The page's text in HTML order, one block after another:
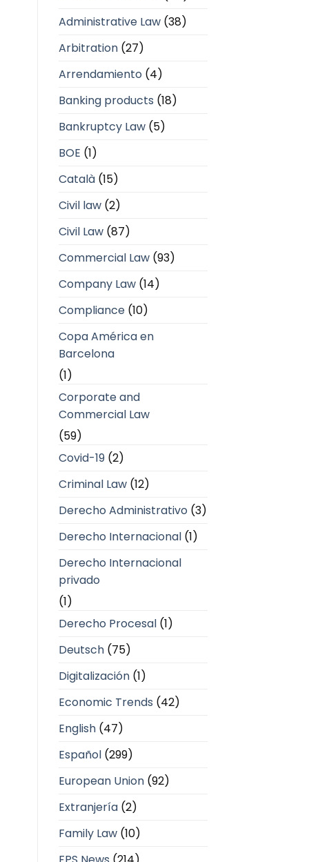
Administrative Law(38)
Arbitration(27)
Arrendamiento (4)
Banking products (18)
Bankruptcy Law(5)
BOE (1)
Català(15)
Civil law(2)
Civil Law(87)
Commercial Law(93)
Company Law(14)
Compliance(10)
Copa América en
Barcelona
(1)
Corporate and
Commercial Law
(59)
Covid-19(2)
Criminal Law(12)
Derecho Administrativo (3)
Derecho Internacional(1)
Derecho Internacional
privado
(1)
Derecho Procesal(1)
Deutsch(75)
Digitalización(1)
Economic Trends (42)
English(47)
Español(299)
European Union(92)
Extranjería(2)
Family Law(10)